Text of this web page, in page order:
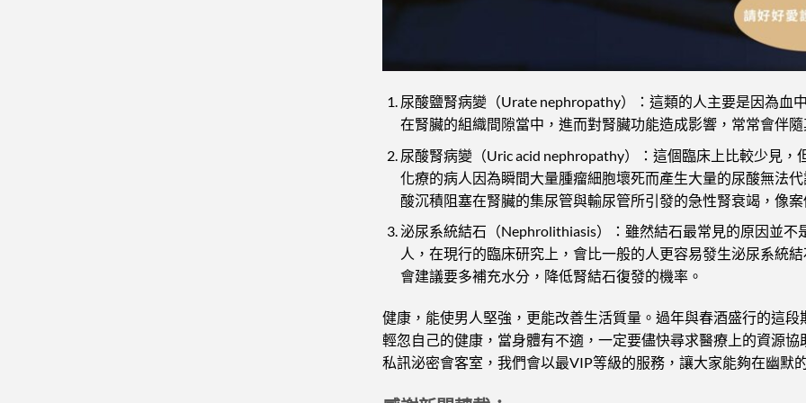
尿酸鹽腎病變（Urate nephropathy）：這類的人主要是因為血
在腎臟的組織間隙當中，進而對腎臟功能造成影響，常常會伴
尿酸腎病變（Uric acid nephropathy）：這個臨床上比較少見
化療的病人因為瞬間大量腫瘤細胞壞死而產生大量的尿酸無法
酸沉積阻塞在腎臟的集尿管與輸尿管所引發的急性腎衰竭，像
泌尿系統結石（Nephrolithiasis）：雖然結石最常見的原因並
人，在現行的臨床研究上，會比一般的人更容易發生泌尿系統
會建議要多補充水分，降低腎結石復發的機率。
健康，能使男人堅強，更能改善生活質量。過年與春酒盛行的這
輕忽自己的健康，當身體有不適，一定要儘快尋求醫療上的資源
私訊泌密會客室，我們會以最VIP等級的服務，讓大家能夠在幽默